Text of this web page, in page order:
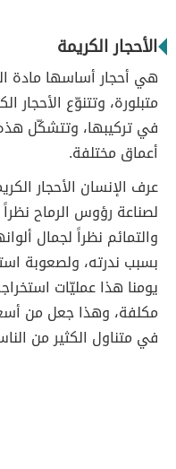
الأحجار الكريمة
هي أحجار أساسها مادة
متبلورة، وتتنوّع الأحجار
في تركيبها، وتتشكّل
أعماق مختلفة.
عرف الإنسان الأحجار
لصناعة رؤوس الرماح
والتمائم نظراً لجمال
بسبب ندرته، ولصعوبة
يومنا هذا عمليّات
مكلفة، وهذا جعل من
في متناول الكثير من